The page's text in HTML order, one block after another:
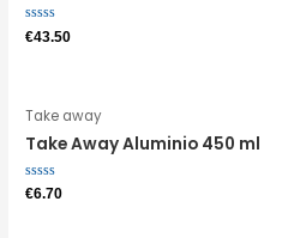
Avaliação
0
€43.50
Take away
Take Away Aluminio 450 ml
Avaliação
€6.70